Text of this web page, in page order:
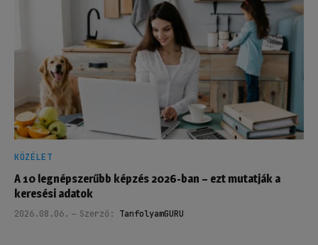
KÖZÉLET
A 10 legnépszerűbb képzés 2026-ban – ezt mutatják a
keresési adatok
2026.08.06. Szerző: TanfolyamGURU